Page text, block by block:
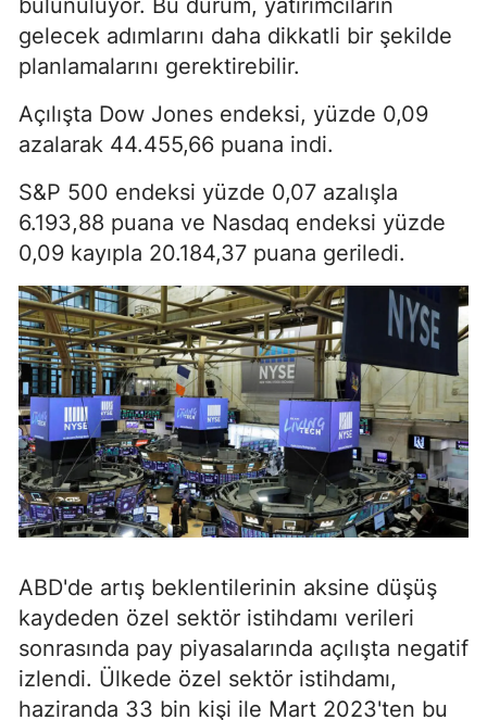
gelecek adımlarını daha dikkatli bir şekilde
planlamalarını gerektirebilir.
Açılışta Dow Jones endeksi, yüzde 0,09
azalarak 44.455,66 puana indi.
S&P 500 endeksi yüzde 0,07 azalışla
6.193,88 puana ve Nasdaq endeksi yüzde
0,09 kayıpla 20.184,37 puana geriledi.
ABD'de artış beklentilerinin aksine düşüş
kaydeden özel sektör istihdamı verileri
sonrasında pay piyasalarında açılışta negatif
izlendi. Ülkede özel sektör istihdamı,
haziranda 33 bin kişi ile Mart 2023'ten bu